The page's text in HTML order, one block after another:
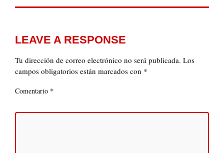
LEAVE A RESPONSE
Tu dirección de correo electrónico no será publicada. Los
campos obligatorios están marcados con *
Comentario *